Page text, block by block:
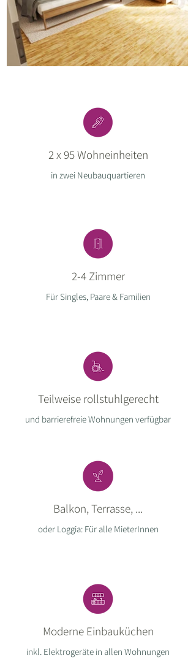
2 x 95 Wohneinheiten
in zwei Neubauquartieren
2-4 Zimmer
Für Singles, Paare & Familien
Teilweise rollstuhlgerecht
und barrierefreie Wohnungen verfügbar
Balkon, Terrasse, ...
oder Loggia: Für alle MieterInnen
Moderne Einbauküchen
inkl. Elektrogeräte in allen Wohnungen